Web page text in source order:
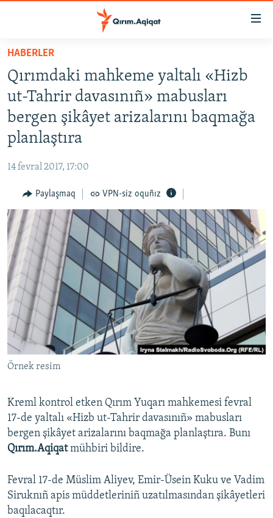
Esas
qaytmaq
Baş
navigatsiyağa
qaytmaq
Qıdıruvğa
HABERLER
SİYASET
CEMİYET
İNSAN AQLARI
VİDEO
SÜRET
BLOGLAR
FİKİR
Русский
Українською
QOŞULIÑIZ!
RFE/RS bütün saytları
HABERLER
Qırımdaki mahkeme yaltalı «Hizb
ut-Tahrir davasınıñ» mabusları
bergen şikâyet arizalarını baqmağa
planlaştıra
14 fevral 2017, 17:00
Paylaşmaq VPN-siz oquñız
Örnek resim
Kreml kontrol etken Qırım Yuqarı mahkemesi fevral
17-de yaltalı «Hizb ut-Tahrir davasınıñ» mabusları
bergen şikâyet arizalarını baqmağa planlaştıra. Bunı
Qırım.Aqiqatmühbiri bildire.
Fevral 17-de Müslim Aliyev, Emir-Üsein Kuku ve Vadim
Siruknıñ apis müddetleriniñ uzatılmasından şikâyetleri
baqılacaqtır.